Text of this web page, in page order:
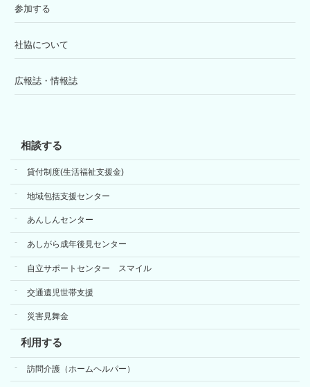
参加する
社協について
広報誌・情報誌
相談する
貸付制度(生活福祉支援金)
地域包括支援センター
あんしんセンター
あしがら成年後見センター
自立サポートセンター スマイル
交通遺児世帯支援
災害見舞金
利用する
訪問介護（ホームヘルパー）